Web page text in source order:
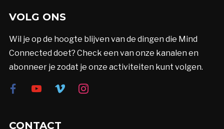
VOLG ONS
Wil je op de hoogte blijven van de dingen die Mind
Connected doet? Check een van onze kanalen en
abonneer je zodat je onze activiteiten kunt volgen.
facebookyoutubevimeo instagram
CONTACT